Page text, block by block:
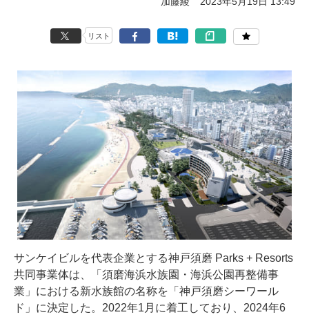
リスト
サンケイビルを代表企業とする神戸須磨 Parks + Resorts
共同事業体は、「須磨海浜水族園・海浜公園再整備事
業」における新水族館の名称を「神戸須磨シーワール
ド」に決定した。2022年1月に着工しており、2024年6